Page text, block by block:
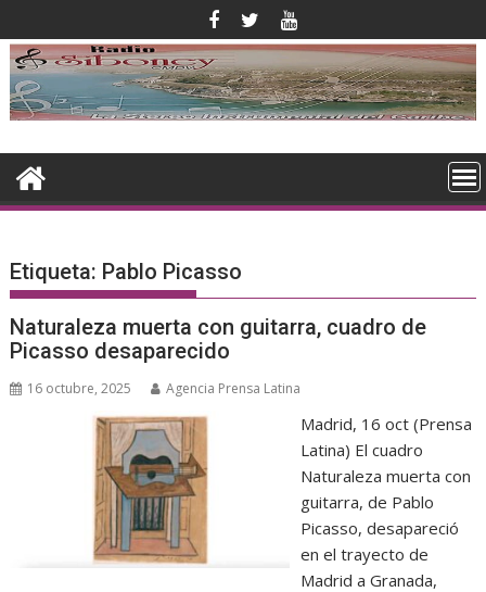
al
contenido
Etiqueta: Pablo Picasso
Naturaleza muerta con guitarra, cuadro de
Picasso desaparecido
16 octubre, 2025 Agencia Prensa Latina
Madrid, 16 oct (Prensa
Latina) El cuadro
Naturaleza muerta con
guitarra, de Pablo
Picasso, desapareció
en el trayecto de
Madrid a Granada,